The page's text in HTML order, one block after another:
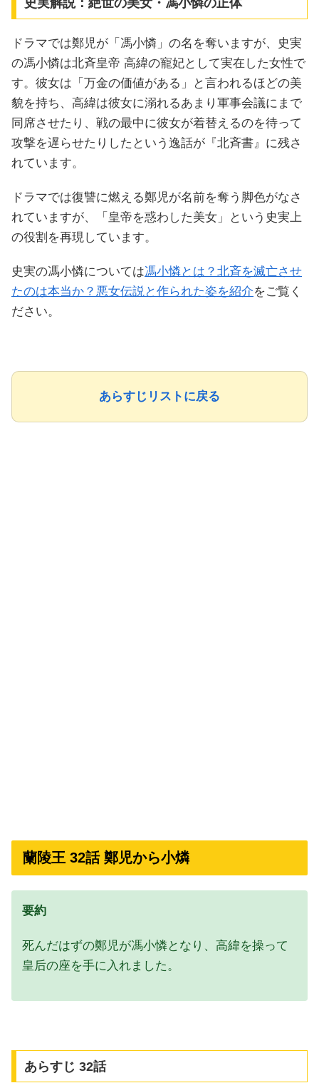
史実解説：絶世の美女・馮小憐の正体
ドラマでは鄭児が「馮小憐」の名を奪いますが、史実
の馮小憐は北斉皇帝 高緯の寵妃として実在した女性で
す。彼女は「万金の価値がある」と言われるほどの美
貌を持ち、高緯は彼女に溺れるあまり軍事会議にまで
同席させたり、戦の最中に彼女が着替えるのを待って
攻撃を遅らせたりしたという逸話が『北斉書』に残さ
れています。
ドラマでは復讐に燃える鄭児が名前を奪う脚色がなさ
れていますが、「皇帝を惑わした美女」という史実上
の役割を再現しています。
史実の馮小憐については馮小憐とは？北斉を滅亡させ
たのは本当か？悪女伝説と作られた姿を紹介をご覧く
ださい。
あらすじリストに戻る
蘭陵王 32話 鄭児から小燐
要約
死んだはずの鄭児が馮小憐となり、高緯を操って
皇后の座を手に入れました。
あらすじ 32話